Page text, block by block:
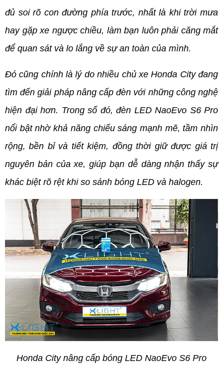
đủ soi rõ con đường phía trước, nhất là khi trời mưa
hay gặp xe ngược chiều, làm bạn luôn phải căng mắt
để quan sát và lo lắng về sự an toàn của mình.
Đó cũng chính là lý do nhiều chủ xe Honda City đang
tìm đến giải pháp nâng cấp đèn với những công nghệ
hiện đại hơn. Trong số đó, đèn LED NaoEvo S6 Pro
nổi bật nhờ khả năng chiếu sáng mạnh mẽ, tầm nhìn
rộng, bền bỉ và tiết kiệm, đồng thời giữ được giá trị
nguyên bản của xe, giúp bạn dễ dàng nhận thấy sự
khác biệt rõ rệt khi so sánh bóng LED và halogen.
Honda City nâng cấp bóng LED NaoEvo S6 Pro